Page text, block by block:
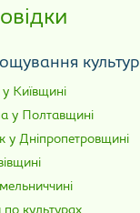
культур
Київщині
у Полтавщині
у Дніпропетровщині